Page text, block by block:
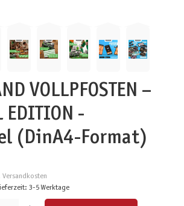
VOLLPFOSTEN –
EDITION -
(DinA4-Format)
3-5 Werktage
Wert ein oder benutze die Schaltflächen um die Anzahl zu